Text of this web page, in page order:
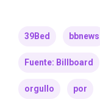
39Bed bbnews
Fuente: Billboard
orgullo por